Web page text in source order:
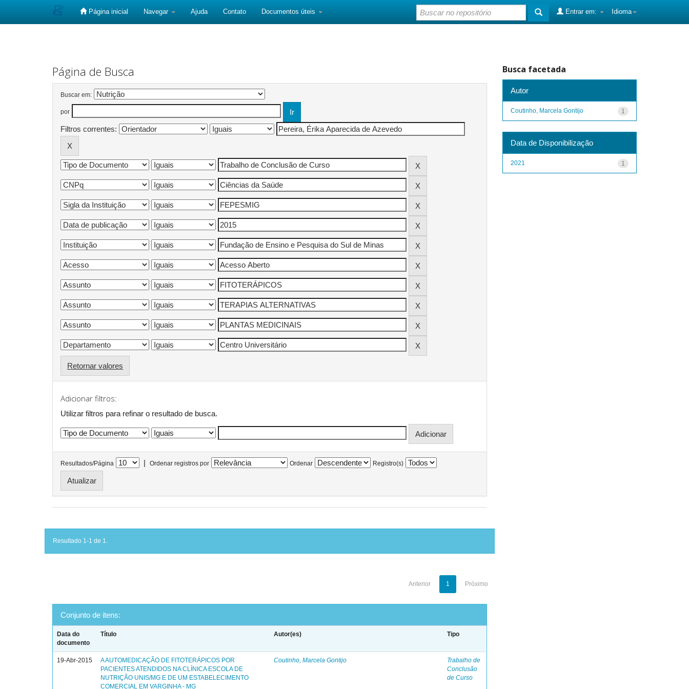
Página inicial Navegar Ajuda Contato Documentos úteis Idioma
Entrar em:
Página de Busca
Buscar em:
por
Filtros correntes:
Retornar valores
Adicionar filtros:
Utilizar filtros para refinar o resultado de busca.
Resultados/Página | Ordenar registros por Ordenar Registro(s)
Resultado 1-1 de 1.
Anterior 1 Próximo
Conjunto de itens:
Data do
documento
Título Autor(es) Tipo
19-Abr-2015
A AUTOMEDICAÇÃO DE FITOTERÁPICOS POR
PACIENTES ATENDIDOS NA CLÍNICA ESCOLA DE
NUTRIÇÃO UNIS/MG E DE UM ESTABELECIMENTO
COMERCIAL EM VARGINHA - MG
Coutinho, Marcela Gontijo
Trabalho de
Conclusão
de Curso
Busca facetada
Autor
1
Coutinho, Marcela Gontijo
Data de Disponibilização
1
2021